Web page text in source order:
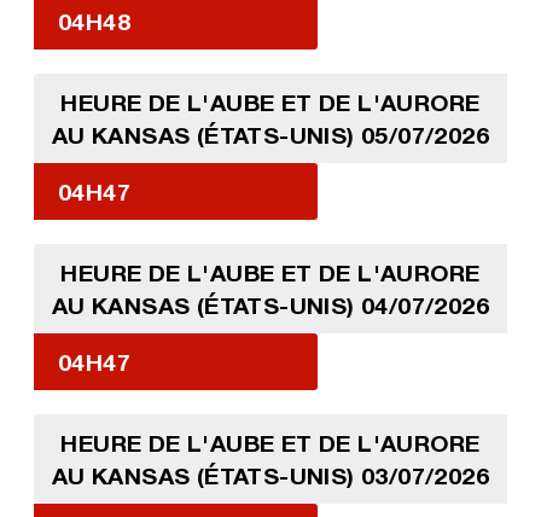
04H48
HEURE DE L'AUBE ET DE L'AURORE
AU KANSAS (ÉTATS-UNIS) 05/07/2026
04H47
HEURE DE L'AUBE ET DE L'AURORE
AU KANSAS (ÉTATS-UNIS) 04/07/2026
04H47
HEURE DE L'AUBE ET DE L'AURORE
AU KANSAS (ÉTATS-UNIS) 03/07/2026